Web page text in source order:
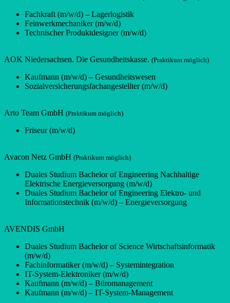
Fachkraft (m/w/d) – Lagerlogistik
Feinwerkmechaniker (m/w/d)
Technischer Produktdesigner (m/w/d)
AOK Niedersachsen. Die Gesundheitskasse. (Praktikum möglich)
Kaufmann (m/w/d) – Gesundheitswesen
Sozialversicherungsfachangestellter (m/w/d)
Arto Team GmbH (Praktikum möglich)
Friseur (m/w/d)
Avacon Netz GmbH (Praktikum möglich)
Duales Studium Bachelor of Engineering Nachhaltige
Elektrische Energieversorgung (m/w/d)
Duales Studium Bachelor of Engineering Elektro- und
Informationstechnik (m/w/d) – Energieversorgung
AVENDIS GmbH
Duales Studium Bachelor of Science Wirtschaftsinformatik
(m/w/d)
Fachinformatiker (m/w/d) – Systemintegration
IT-System-Elektroniker (m/w/d)
Kaufmann (m/w/d) – Büromanagement
Kaufmann (m/w/d) – IT-System-Management